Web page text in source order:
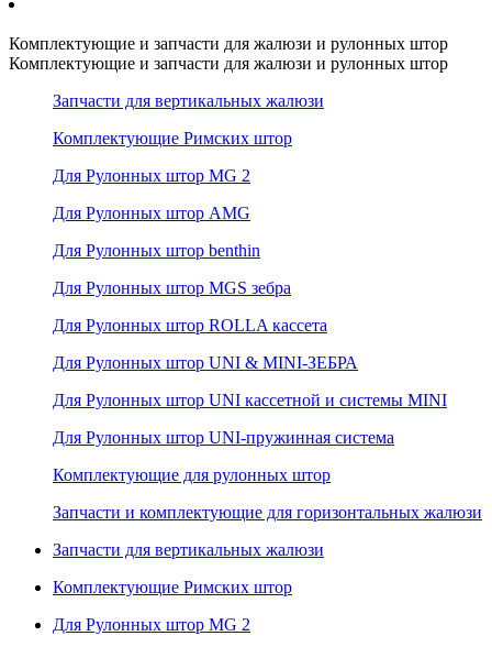
Комплектующие и запчасти для жалюзи и рулонных штор
Комплектующие и запчасти для жалюзи и рулонных штор
Запчасти для вертикальных жалюзи
Комплектующие Римских штор
Для Рулонных штор MG 2
Для Рулонных штор AMG
Для Рулонных штор benthin
Для Рулонных штор MGS зебра
Для Рулонных штор ROLLA кассета
Для Рулонных штор UNI & MINI-ЗЕБРА
Для Рулонных штор UNI кассетной и системы MINI
Для Рулонных штор UNI-пружинная система
Комплектующие для рулонных штор
Запчасти и комплектующие для горизонтальных жалюзи
Запчасти для вертикальных жалюзи
Комплектующие Римских штор
Для Рулонных штор MG 2